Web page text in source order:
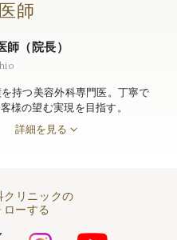
師
（院長）
持つ美容外科専門医。丁寧で
様の望む実現を目指す。
詳細を見る
クリニックの
ローする